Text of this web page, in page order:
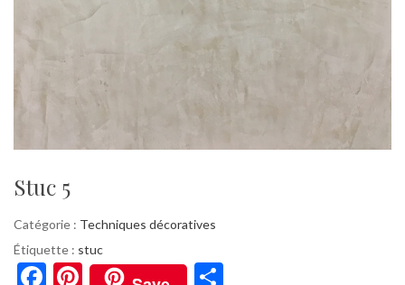
Stuc 5
Catégorie : Techniques décoratives
Étiquette : stuc
F
Pi